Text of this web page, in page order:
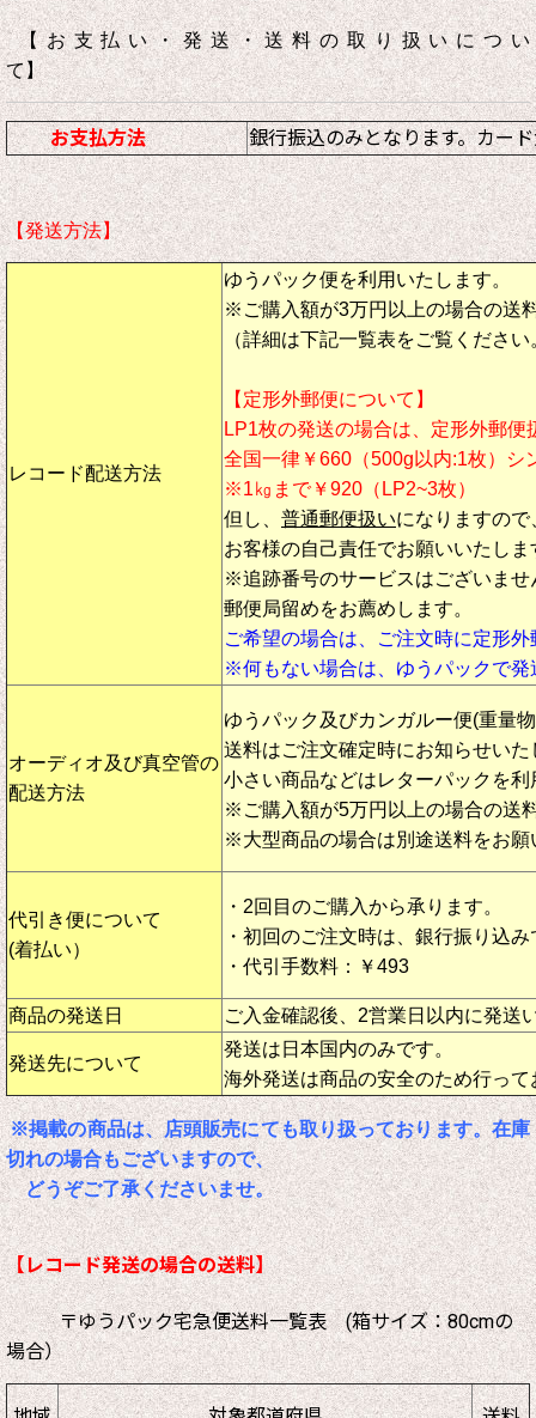
【お支払い・発送・送料の取り扱いについ
て】
お支払方法 銀行振込のみとなります。カー
【発送方法】
レコード配送方法
ゆうパック便を利用いたします。
※ご購入額が3万円以上の場合の送
（詳細は下記一覧表をご覧ください
【定形外郵便について】
LP1枚の発送の場合は、定形外郵便
全国一律￥660（500g以内:1枚）シ
※1㎏まで￥920（LP2~3枚）
但し、 普通郵便扱いになりますの
お客様の自己責任でお願いいたしま
※追跡番号のサービスはございませ
郵便局留めをお薦めします。
ご希望の場合は、ご注文時に定形
※何もない場合は、ゆうパックで発
オーディオ及び真空管の
配送方法
ゆうパック及びカンガルー便(重量
送料はご注文確定時にお知らせいた
小さい商品などはレターパックを利
※ご購入額が5万円以上の場合の送
※大型商品の場合は別途送料をお願
代引き便について
(着払い）
・2回目のご購入から承ります。
・初回のご注文時は、銀行振り込
・代引手数料：￥493
商品の発送日 ご入金確認後、2営業日以内に発送
発送先について
発送は日本国内のみです。
海外発送は商品の安全のため行って
※掲載の商品は、店頭販売にても取り扱っております。在庫
切れの場合もございますので、
どうぞご了承くださいませ。
【レコード発送の場合の送料】
〒ゆうパック宅急便送料一覧表 (箱サイズ：80cmの
場合）